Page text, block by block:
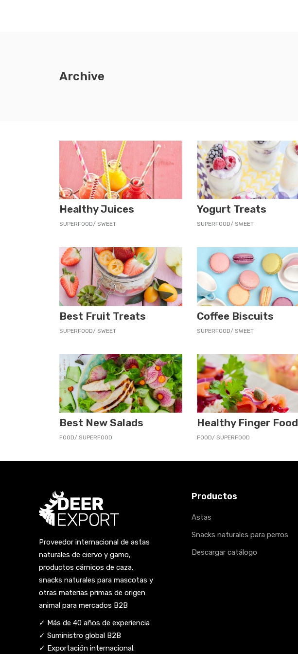
Archive
Healthy Juices
SUPERFOOD SWEET
Yogurt Treats
SUPERFOOD SWEET
Best Fruit Treats
SUPERFOOD SWEET
Coffee Biscuits
SUPERFOOD SWEET
Best New Salads
FOOD SUPERFOOD
Healthy Finger Food
FOOD SUPERFOOD
Proveedor internacional de astas
naturales de ciervo y gamo,
productos cárnicos de caza,
snacks naturales para mascotas y
otras materias primas de origen
animal para mercados B2B
✓ Más de 40 años de experiencia
✓ Suministro global B2B
✓ Exportación internacional.
Productos
Astas
Snacks naturales para perros
Descargar catálogo